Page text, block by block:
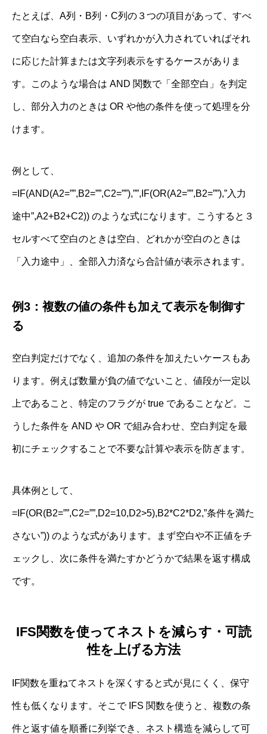
たとえば、A列・B列・C列の３つの項目があって、すべ
て空白なら空白表示、いずれかが入力されていればそれ
に応じた計算または文字列表示をするケースがありま
す。このような場合は AND 関数で「全部空白」を判定
し、部分入力のときは OR や他の条件を使って処理を分
けます。
例として、
=IF(AND(A2=””,B2=””,C2=””),””,IF(OR(A2=””,B2=””),”入力
途中”,A2+B2+C2)) のような式になります。こうすると３
セルすべて空白のときは空白、どれかが空白のときは
「入力途中」、全部入力済なら合計値が表示されます。
例3：複数の値の条件も加えて表示を制御す
る
空白判定だけでなく、追加の条件を加えたいケースもあ
ります。例えば数量が負の値でないこと、値段が一定以
上であること、特定のフラグが true であることなど。こ
うした条件を AND や OR で組み合わせ、空白判定を最
初にチェックすることで不要な計算や表示を防ぎます。
具体例として、
=IF(OR(B2=””,C2=””,D2=10,D2>5),B2*C2*D2,”条件を満た
さない”)) のような式があります。まず空白や不正値をチ
ェックし、次に条件を満たすかどうかで結果を返す構成
です。
IFS関数を使ってネストを減らす・可読
性を上げる方法
IF関数を重ねてネストを深くすると式が見にくく、保守
性も低くなります。そこで IFS 関数を使うと、複数の条
件と返す値を順番に列挙でき、ネスト構造を減らして可